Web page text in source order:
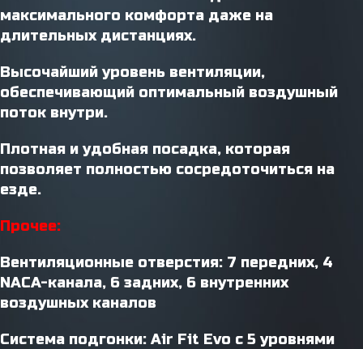
максимального комфорта даже на
длительных дистанциях.
Высочайший уровень вентиляции,
обеспечивающий оптимальный воздушный
поток внутри.
Плотная и удобная посадка, которая
позволяет полностью сосредоточиться на
езде.
Прочее:
Вентиляционные отверстия: 7 передних, 4
NACA-канала, 6 задних, 6 внутренних
воздушных каналов
Система подгонки: Air Fit Evo с 5 уровнями